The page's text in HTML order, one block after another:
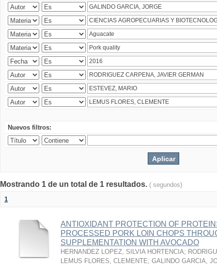
Nuevos filtros:
Mostrando 1 de un total de 1 resultados. ( segundos)
1
ANTIOXIDANT PROTECTION OF
PROCESSED PORK LOIN CHOPS
SUPPLEMENTATION WITH AVOCADO
HERNANDEZ LOPEZ, SILVIA HORTENCIA;
LEMUS FLORES, CLEMENTE; GALINDO GARCIA,